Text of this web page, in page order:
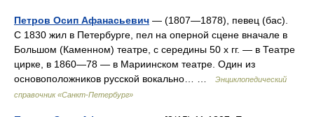
Петров Осип Афанасьевич — (1807—1878), певец (бас).
С 1830 жил в Петербурге, пел на оперной сцене вначале в
Большом (Каменном) театре, с середины 50 х гг. — в Театре
цирке, в 1860—78 — в Мариинском театре. Один из
основоположников русской вокально… …
Энциклопедический
справочник «Санкт-Петербург»